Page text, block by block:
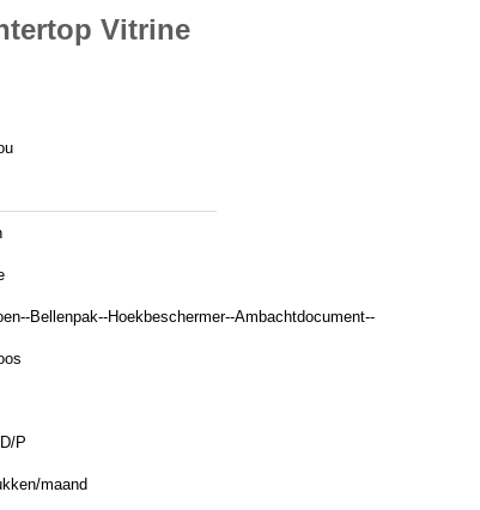
Vitrine
Bellenpak--Hoekbeschermer--Ambachtdocument--
P
maand